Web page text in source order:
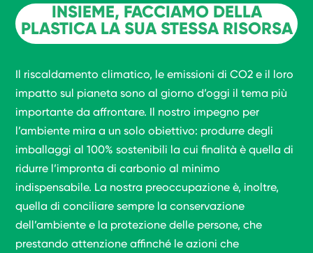
INSIEME, FACCIAMO DELLA
PLASTICA LA SUA STESSA RISORSA
Il riscaldamento climatico, le emissioni di CO2 e il loro
impatto sul pianeta sono al giorno d’oggi il tema più
importante da affrontare. Il nostro impegno per
l’ambiente mira a un solo obiettivo: produrre degli
imballaggi al 100% sostenibili la cui finalità è quella di
ridurre l’impronta di carbonio al minimo
indispensabile. La nostra preoccupazione è, inoltre,
quella di conciliare sempre la conservazione
dell’ambiente e la protezione delle persone, che
prestando attenzione affinché le azioni che